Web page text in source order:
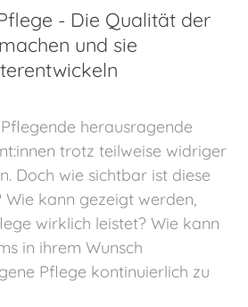
- Die Qualität der
und sie
herausragende
trotz teilweise widriger
Doch wie sichtbar ist diese
kann gezeigt werden,
wirklich leistet? Wie kann
in ihrem Wunsch
Pflege kontinuierlich zu